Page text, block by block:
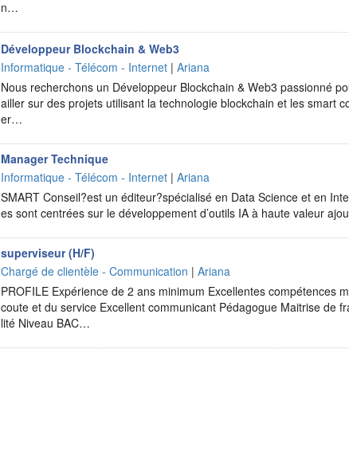
n…
Développeur Blockchain & Web3
Informatique - Télécom - Internet |Ariana
Nous recherchons un Développeur Blockchain & Web3 passionné
ailler sur des projets utilisant la technologie blockchain et les smart
er…
Manager Technique
Informatique - Télécom - Internet |Ariana
SMART Conseil?est un éditeur?spécialisé en Data Science et en
es sont centrées sur le développement d’outils IA à haute valeur
superviseur (H/F)
Chargé de clientèle - Communication |Ariana
PROFILE Expérience de 2 ans minimum Excellentes compétences
coute et du service Excellent communicant Pédagogue Maitrise de
lité Niveau BAC…